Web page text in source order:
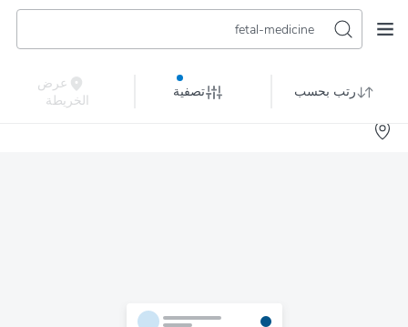
fetal-medicine
رتب بحسب تصفية
عرض
الخريطة